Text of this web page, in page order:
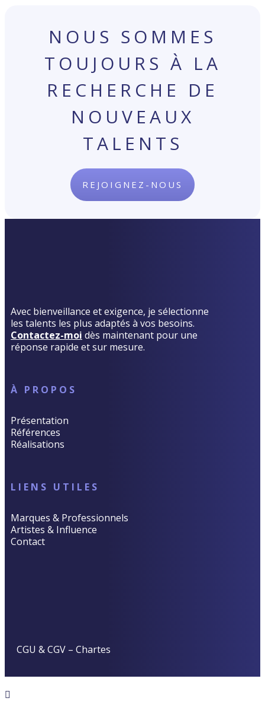
NOUS SOMMES
TOUJOURS À LA
RECHERCHE DE
NOUVEAUX
TALENTS
REJOIGNEZ-NOUS
Avec bienveillance et exigence, je sélectionne
les talents les plus adaptés à vos besoins.
Contactez-moi dès maintenant pour une
réponse rapide et sur mesure.
À PROPOS
Présentation
Références
Réalisations
LIENS UTILES
Marques & Professionnels
Artistes & Influence
Contact
CGU & CGV – Chartes